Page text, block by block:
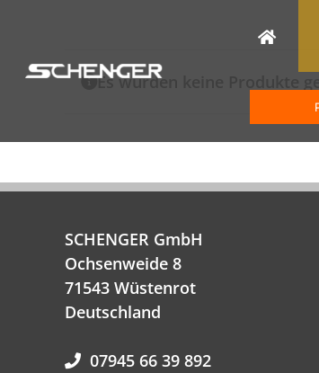
springen
Es wurden keine Produkte
SCHENGER GmbH
Ochsenweide 8
71543 Wüstenrot
Deutschland
07945 66 39 892